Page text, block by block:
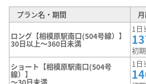
プラン名・期間
ロング【相模原駅南口(504号線）】
30日以上～360日未満
1日
初
ショート【相模原駅南口(504号
線）】
1日